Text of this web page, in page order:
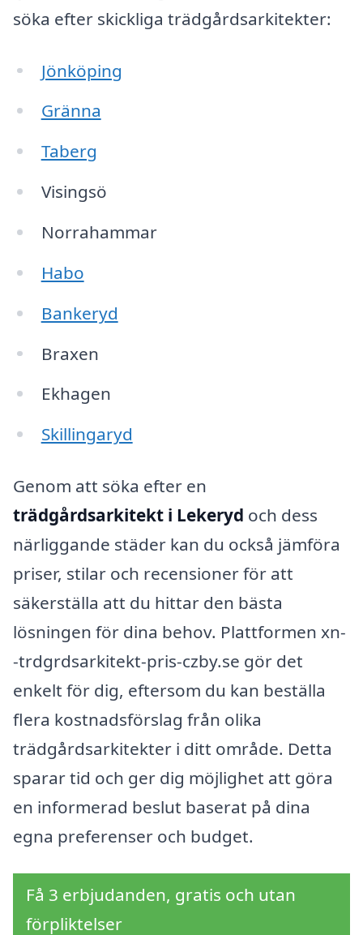
söka efter skickliga trädgårdsarkitekter:
Jönköping
Gränna
Taberg
Visingsö
Norrahammar
Habo
Bankeryd
Braxen
Ekhagen
Skillingaryd
Genom att söka efter en
trädgårdsarkitekt i Lekeryd och dess
närliggande städer kan du också jämföra
priser, stilar och recensioner för att
säkerställa att du hittar den bästa
lösningen för dina behov. Plattformen xn-
-trdgrdsarkitekt-pris-czby.se gör det
enkelt för dig, eftersom du kan beställa
flera kostnadsförslag från olika
trädgårdsarkitekter i ditt område. Detta
sparar tid och ger dig möjlighet att göra
en informerad beslut baserat på dina
egna preferenser och budget.
Få 3 erbjudanden, gratis och utan
förpliktelser